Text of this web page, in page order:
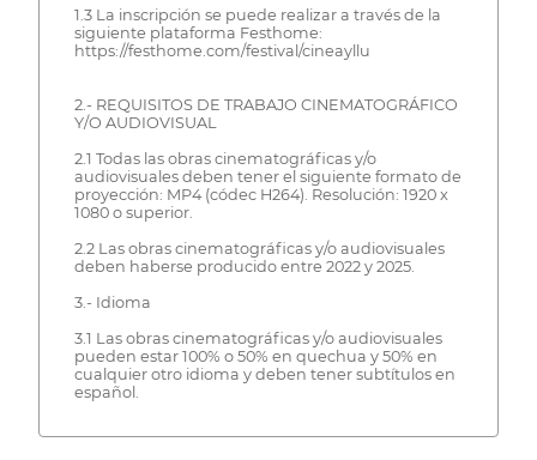
1.3 La inscripción se puede realizar a través de la
siguiente plataforma Festhome:
https://festhome.com/festival/cineayllu
2.- REQUISITOS DE TRABAJO CINEMATOGRÁFICO
Y/O AUDIOVISUAL
2.1 Todas las obras cinematográficas y/o
audiovisuales deben tener el siguiente formato de
proyección: MP4 (códec H264). Resolución: 1920 x
1080 o superior.
2.2 Las obras cinematográficas y/o audiovisuales
deben haberse producido entre 2022 y 2025.
3.- Idioma
3.1 Las obras cinematográficas y/o audiovisuales
pueden estar 100% o 50% en quechua y 50% en
cualquier otro idioma y deben tener subtítulos en
español.